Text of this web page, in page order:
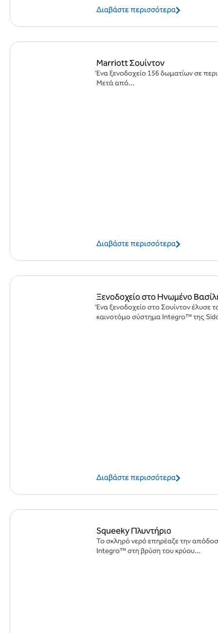
Διαβάστε περισσότερα
Marriott Σουίντον
Ένα ξενοδοχείο 156 δωματίων σε
Μετά από...
Διαβάστε περισσότερα
Ξενοδοχείο στο Ηνωμένο
Ένα ξενοδοχείο στο Σουίντον έλυσε
καινοτόμο σύστημα Integro™ της
Διαβάστε περισσότερα
Squeeky Πλυντήριο
Το σκληρό νερό επηρέαζε την
Integro™ στη βρύση του κρύου...